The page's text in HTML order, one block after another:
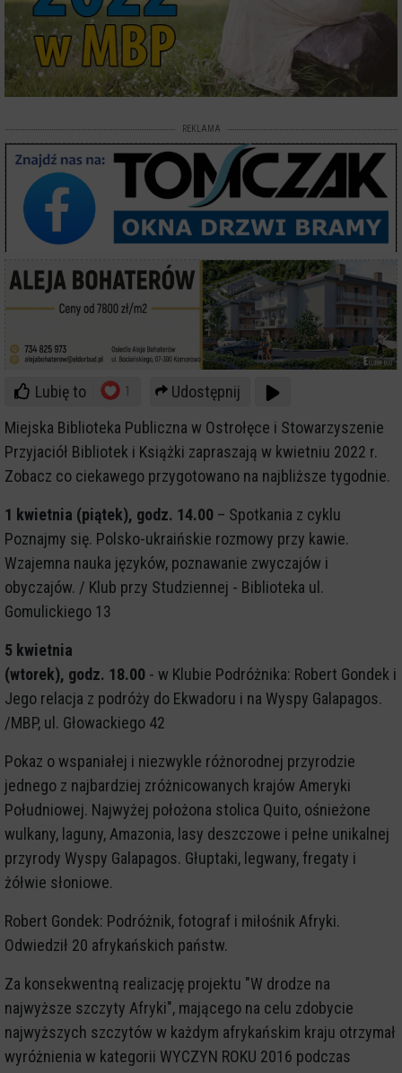
REKLAMA
Lubię to 1
Udostępnij
Miejska Biblioteka Publiczna w Ostrołęce i Stowarzyszenie
Przyjaciół Bibliotek i Książki zapraszają w kwietniu 2022 r.
Zobacz co ciekawego przygotowano na najbliższe tygodnie.
1 kwietnia (piątek), godz. 14.00 – Spotkania z cyklu
Poznajmy się. Polsko-ukraińskie rozmowy przy kawie.
Wzajemna nauka języków, poznawanie zwyczajów i
obyczajów. / Klub przy Studziennej - Biblioteka ul.
Gomulickiego 13
5 kwietnia
(wtorek), godz. 18.00 - w Klubie Podróżnika: Robert Gondek i
Jego relacja z podróży do Ekwadoru i na Wyspy Galapagos.
/MBP, ul. Głowackiego 42
Pokaz o wspaniałej i niezwykle różnorodnej przyrodzie
jednego z najbardziej zróżnicowanych krajów Ameryki
Południowej. Najwyżej położona stolica Quito, ośnieżone
wulkany, laguny, Amazonia, lasy deszczowe i pełne unikalnej
przyrody Wyspy Galapagos. Głuptaki, legwany, fregaty i
żółwie słoniowe.
Robert Gondek: Podróżnik, fotograf i miłośnik Afryki.
Odwiedził 20 afrykańskich państw.
Za konsekwentną realizację projektu "W drodze na
najwyższe szczyty Afryki", mającego na celu zdobycie
najwyższych szczytów w każdym afrykańskim kraju otrzymał
wyróżnienia w kategorii WYCZYN ROKU 2016 podczas